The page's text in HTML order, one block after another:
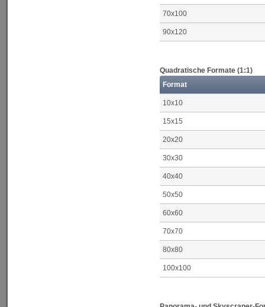
70x100
90x120
Quadratische Formate (1:1)
Format
10x10
15x15
20x20
30x30
40x40
50x50
60x60
70x70
80x80
100x100